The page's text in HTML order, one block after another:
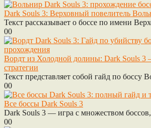
Dark Souls 3: Верховный повелитель
Текст рассказывает о боссе по имени
00
Вордт из Холодной долины: Dark Souls 3
стратегии
Текст представляет собой гайд по боссу
00
Все боссы Dark Souls 3
Dark Souls 3 — игра с множеством
00